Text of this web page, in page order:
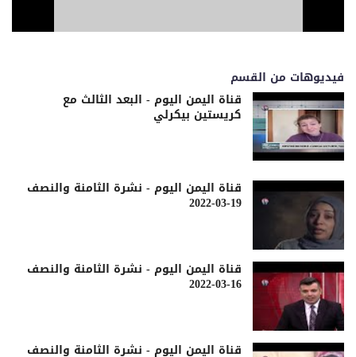
فيديوهات من القسم
قناة اليمن اليوم - البعد الثالث مع
كريستين بيكرلي
قناة اليمن اليوم - نشرة الثامنة والنصف
19-03-2022
قناة اليمن اليوم - نشرة الثامنة والنصف
16-03-2022
قناة اليمن اليوم - نشرة الثامنة والنصف